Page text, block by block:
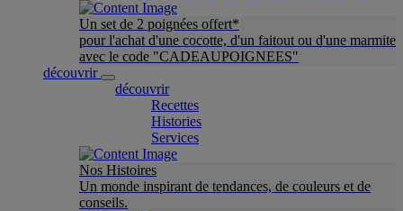
Un set de 2 poignées offert*
pour l'achat d'une cocotte, d'un faitout ou d'une marmite
avec le code "CADEAUPOIGNEES"
découvrir
découvrir
Recettes
Histories
Services
Nos Histoires
Un monde inspirant de tendances, de couleurs et de
conseils.